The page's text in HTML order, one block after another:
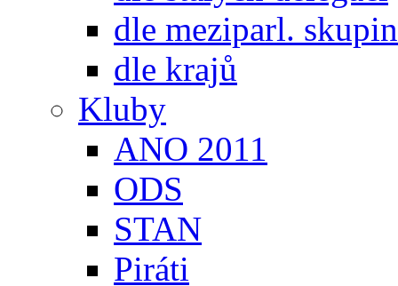
dle meziparl. skupin
dle krajů
Kluby
ANO 2011
ODS
STAN
Piráti